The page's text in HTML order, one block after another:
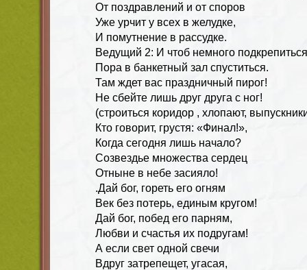
От поздравлений и от споров
Уже урчит у всех в желудке,
И помутнение в рассудке.
Ведущий 2: И чтоб немного
Пора в банкетный зал спуститься.
Там ждет вас праздничный пирог!
Не сбейте лишь друг друга с ног!
(строиться коридор , хлопают,
Кто говорит, грустя: «Финал!»,
Когда сегодня лишь начало?
Созвездье множества сердец
Отныне в небе засияло!
.Дай бог, гореть его огням
Век без потерь, единым кругом!
Дай бог, побед его парням,
Любви и счастья их подругам!
А если свет одной свечи
Вдруг затрепещет, угасая,